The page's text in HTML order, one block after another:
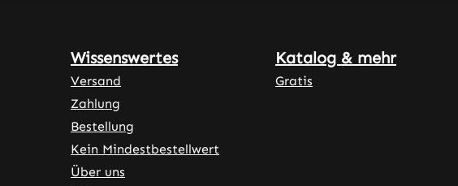
Wissenswertes
Versand
Zahlung
Bestellung
Kein Mindestbestellwert
Über uns
Katalog & mehr
Gratis